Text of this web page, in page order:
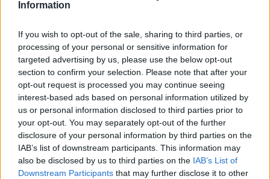
Information
If you wish to opt-out of the sale, sharing to third parties, or
processing of your personal or sensitive information for
targeted advertising by us, please use the below opt-out
section to confirm your selection. Please note that after your
opt-out request is processed you may continue seeing
interest-based ads based on personal information utilized by
us or personal information disclosed to third parties prior to
your opt-out. You may separately opt-out of the further
disclosure of your personal information by third parties on the
IAB’s list of downstream participants. This information may
also be disclosed by us to third parties on the IAB’s List of
Downstream Participants that may further disclose it to other
Kosovës Ramush…
për median gjermane:
Durimi ynë është i
pashtershëm, Sofja na ka
ndarë më shumë sesa na
ka bashkuar